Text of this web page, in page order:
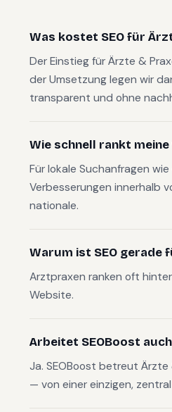
Was kostet SEO für
Der Einstieg für Ärzte &
der Umsetzung legen wir
transparent und ohne
Wie schnell rankt
Für lokale Suchanfragen
Verbesserungen innerhalb
nationale.
Warum ist SEO gerade
Arztpraxen ranken oft
Website.
Arbeitet SEOBoost
Ja. SEOBoost betreut
— von einer einzigen,